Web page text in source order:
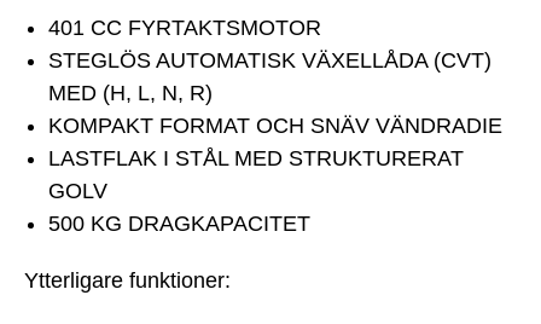
401 CC FYRTAKTSMOTOR
STEGLÖS AUTOMATISK VÄXELLÅDA (CVT)
MED (H, L, N, R)
KOMPAKT FORMAT OCH SNÄV VÄNDRADIE
LASTFLAK I STÅL MED STRUKTURERAT
GOLV
500 KG DRAGKAPACITET
Ytterligare funktioner: